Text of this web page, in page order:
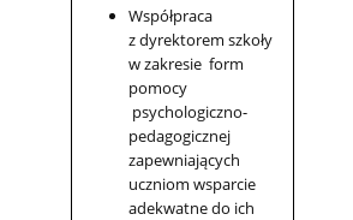
Współpraca
z dyrektorem szkoły
w zakresie form
pomocy
psychologiczno-
pedagogicznej
zapewniających
uczniom wsparcie
adekwatne do ich